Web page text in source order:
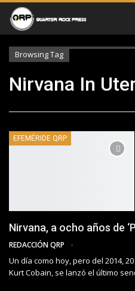
Browsing Tag
Nirvana In
EFEMÉRIDE QRP
Nirvana, a ocho años de
REDACCIÓN QRP
Un día como hoy, pero del 2014,
Kurt Cobain, se lanzó el último